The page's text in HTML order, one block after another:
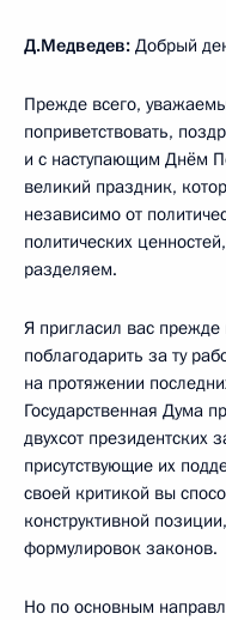
Д.Медведев: Добрый
Прежде всего,
поприветствовать,
и с наступающим Днём
великий праздник,
независимо от
политических
разделяем.
Я пригласил вас прежде
поблагодарить за ту
на протяжении
Государственная Дума
двухсот президентских
присутствующие их
своей критикой вы
конструктивной
формулировок законов.
Но по основным